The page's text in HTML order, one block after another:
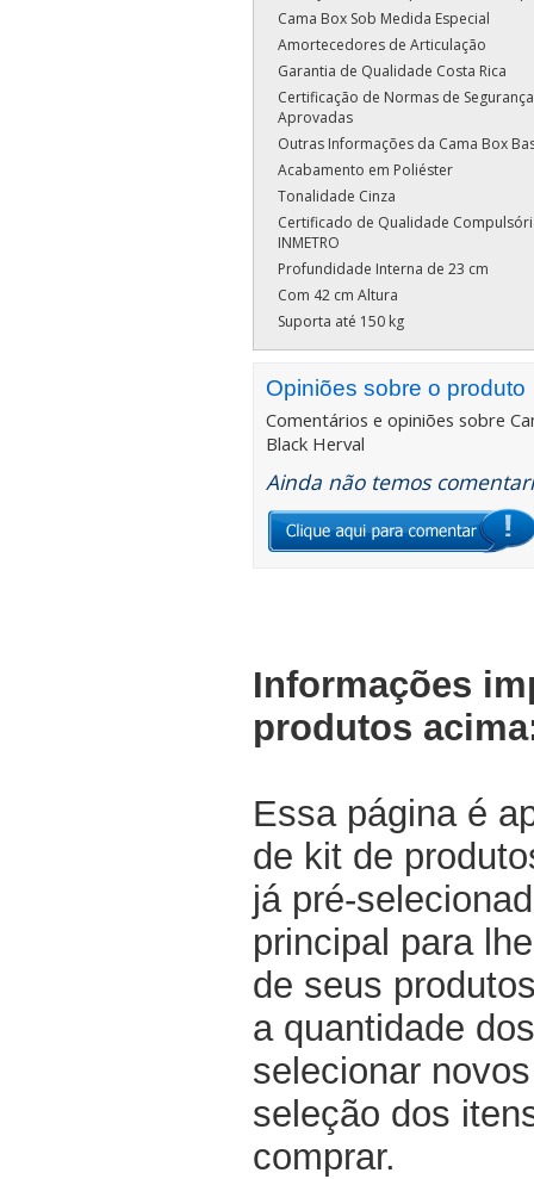
Cama Box Sob Medida Especial
Amortecedores de Articulação
Garantia de Qualidade Costa Rica
Certificação de Normas de Segurança
Aprovadas
Outras Informações da Cama Box
Acabamento em Poliéster
Tonalidade Cinza
Certificado de Qualidade
INMETRO
Profundidade Interna de 23 cm
Com 42 cm Altura
Suporta até 150 kg
Opiniões sobre o produto
Comentários e opiniões sobre
Black Herval
Ainda não temos
Informações
produtos
Essa página é
de kit de
já pré-
principal para
de seus
a quantidade
selecionar
seleção dos
comprar.